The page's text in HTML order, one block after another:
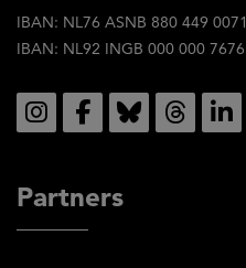
IBAN: NL76 ASNB 880 449 0071
IBAN: NL92 INGB 000 000 7676
Social
Partners